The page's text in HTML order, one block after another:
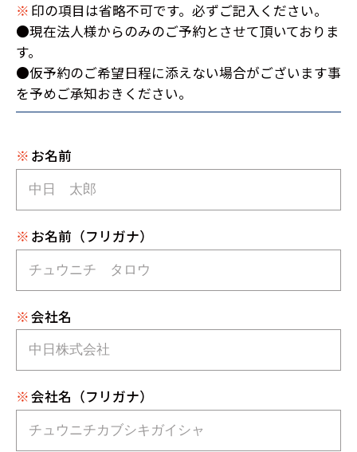
※ 印の項目は省略不可です。必ずご記入ください。
●現在法人様からのみのご予約とさせて頂いておりま
す。
●仮予約のご希望日程に添えない場合がございます事
を予めご承知おきください。
※ お名前
※ お名前（フリガナ）
※会社名
※会社名（フリガナ）